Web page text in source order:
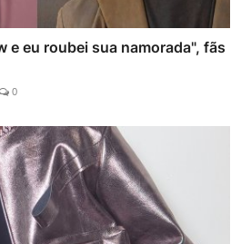
e eu roubei sua namorada", fãs
0